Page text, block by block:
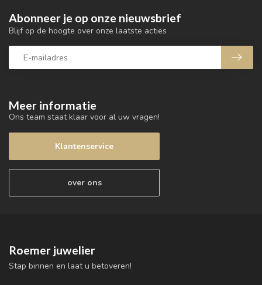
Meer informatie
Ons team staat klaar voor al uw vragen!
Klantenservice
over ons
Abonneer je op onze nieuwsbrief
Blijf op de hoogte over onze laatste acties
Roemer juwelier
Stap binnen en laat u betoveren!